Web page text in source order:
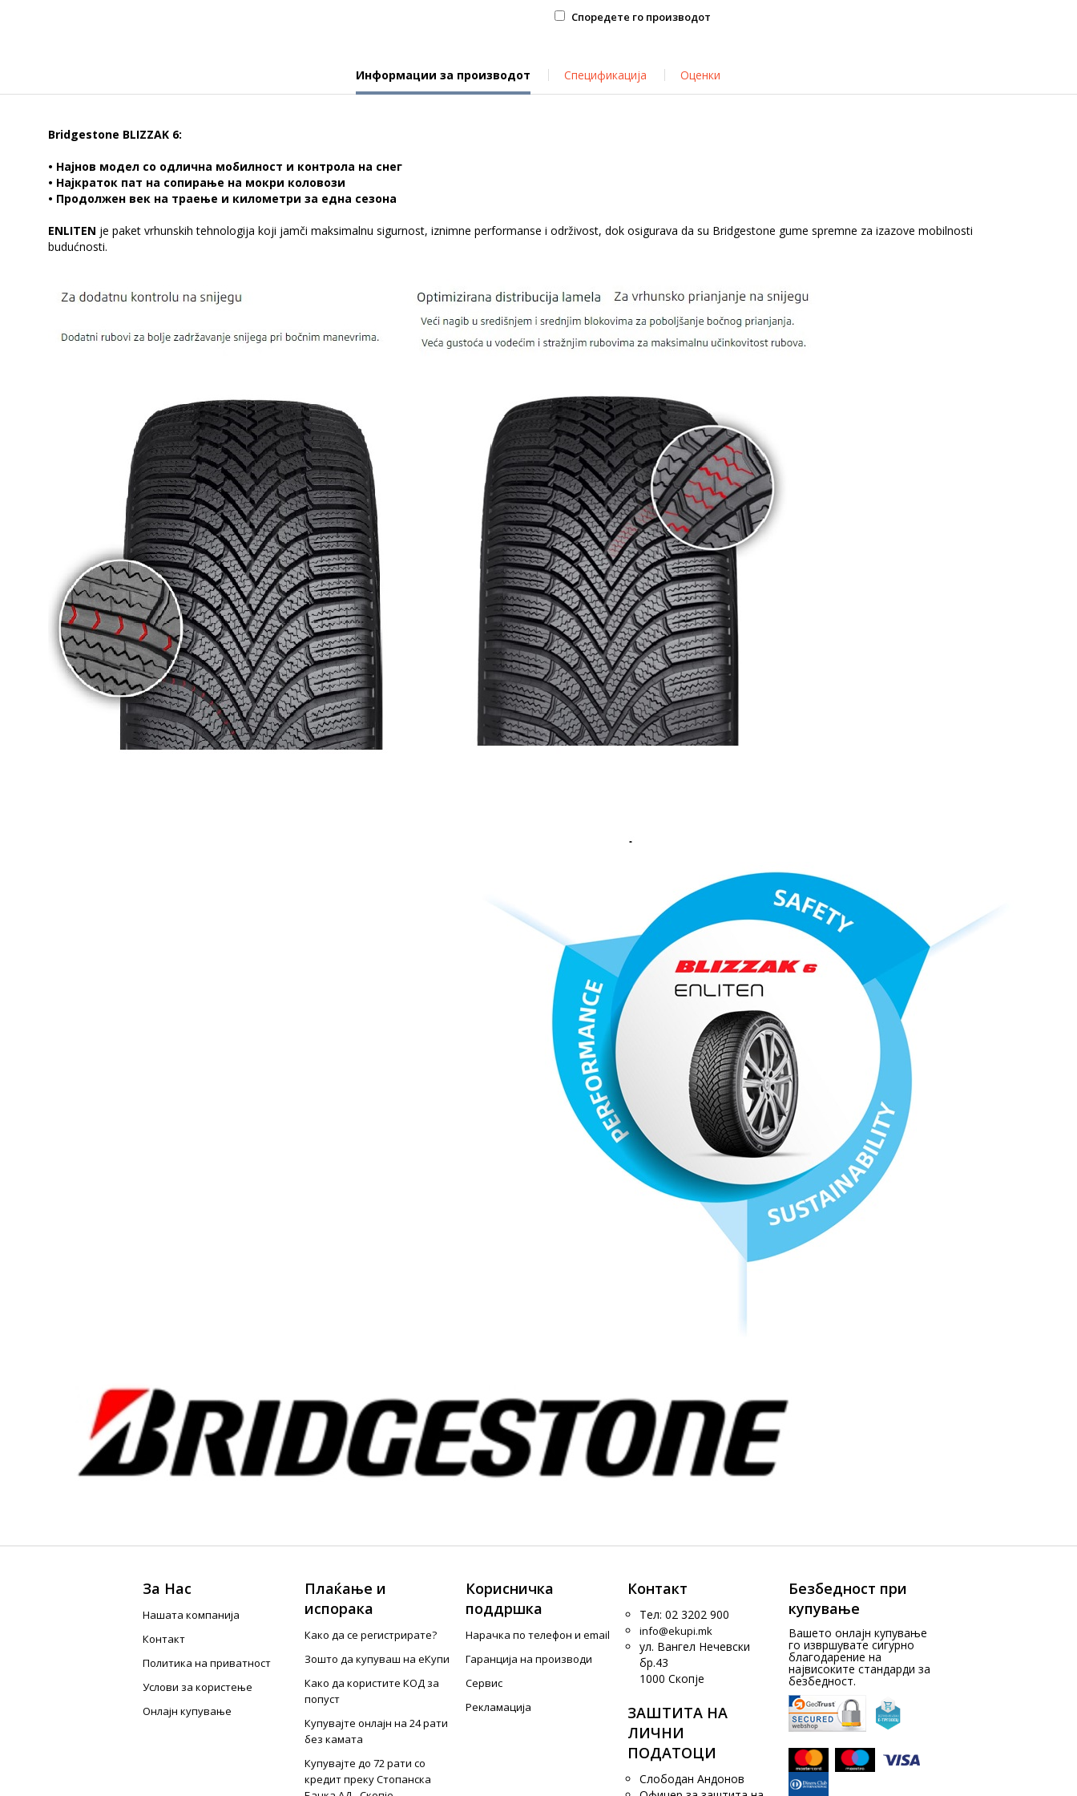
Споредете го производот
Информации за производот Спецификација Оценки
Bridgestone BLIZZAK 6:
• Најнов модел со одлична мобилност и контрола на снег
• Најкраток пат на сопирање на мокри коловози
• Продолжен век на траење и километри за една сезона
ENLITEN je paket vrhunskih tehnologija koji jamči maksimalnu sigurnost, iznimne performanse i održivost, dok osigurava da su Bridgestone gume spremne za izazove mobilnosti
budućnosti.
За Нас
Нашата компанија
Контакт
Политика на приватност
Услови за користење
Онлајн купување
Плаќање и
испорака
Како да се регистрирате?
Зошто да купуваш на еКупи
Како да користите КОД за
попуст
Купувајте онлајн на 24 рати
без камата
Купувајте до 72 рати со
кредит преку Стопанска
Корисничка
поддршка
Нарачка по телефон и еmail
Гаранција на производи
Сервис
Рекламација
Контакт
Тел: 02 3202 900
info@ekupi.mk
ул. Вангел Нечевски
бр.43
1000 Скопје
ЗАШТИТА НА
ЛИЧНИ
ПОДАТОЦИ
Слободан Андонов
Безбедност при
купување
Вашето онлајн купување
го извршувате сигурно
благодарение на
највисоките стандарди за
безбедност.